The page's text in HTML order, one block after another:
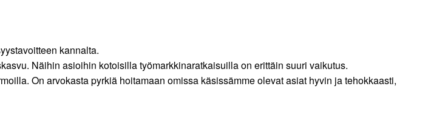
kannalta.
Näihin asioihin kotoisilla työmarkkinaratkaisuilla on erittäin suuri vaikutus.
On arvokasta pyrkiä hoitamaan omissa käsissämme olevat asiat hyvin ja tehokkaasti,